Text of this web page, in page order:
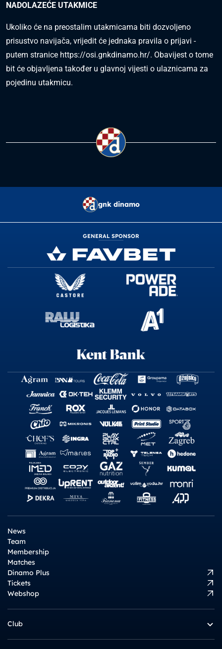
NADOLAZEĆE UTAKMICE
Ukoliko će na preostalim utakmicama biti dozvoljeno
prisustvo navijača, vrijedit će jednaka pravila o prijavi -
putem stranice https://osi.gnkdinamo.hr/. Obavijest o tome
bit će objavljena također u glavnoj vijesti o ulaznicama za
pojedinu utakmicu.
gnk dinamo
GENERAL SPONSOR
News
Team
Membership
Matches
Dinamo Plus
Tickets
Webshop
Club